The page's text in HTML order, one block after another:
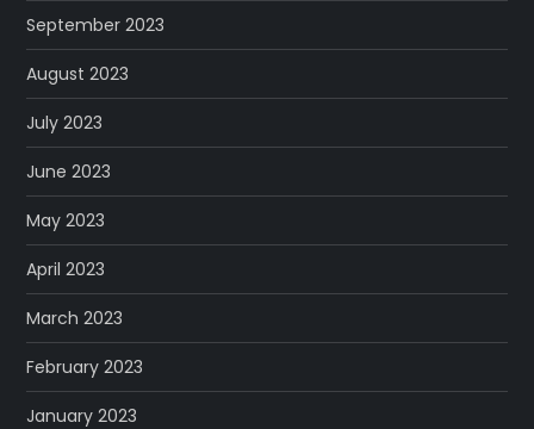
September 2023
August 2023
July 2023
June 2023
May 2023
April 2023
March 2023
February 2023
January 2023